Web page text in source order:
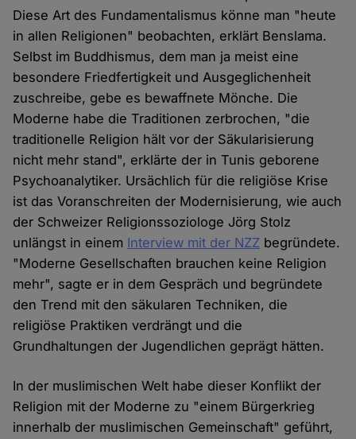
Diese Art des Fundamentalismus könne man "heute
in allen Religionen" beobachten, erklärt Benslama.
Selbst im Buddhismus, dem man ja meist eine
besondere Friedfertigkeit und Ausgeglichenheit
zuschreibe, gebe es bewaffnete Mönche. Die
Moderne habe die Traditionen zerbrochen, "die
traditionelle Religion hält vor der Säkularisierung
nicht mehr stand", erklärte der in Tunis geborene
Psychoanalytiker. Ursächlich für die religiöse Krise
ist das Voranschreiten der Modernisierung, wie auch
der Schweizer Religionssoziologe Jörg Stolz
unlängst in einem Interview mit der NZZ begründete.
"Moderne Gesellschaften brauchen keine Religion
mehr", sagte er in dem Gespräch und begründete
den Trend mit den säkularen Techniken, die
religiöse Praktiken verdrängt und die
Grundhaltungen der Jugendlichen geprägt hätten.
In der muslimischen Welt habe dieser Konflikt der
Religion mit der Moderne zu "einem Bürgerkrieg
innerhalb der muslimischen Gemeinschaft" geführt,